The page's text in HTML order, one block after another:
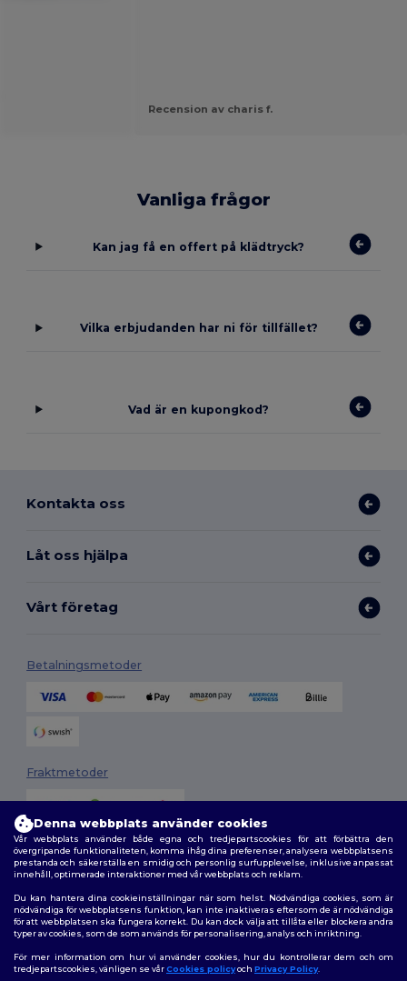
Recension av charis f.
Vanliga frågor
Kan jag få en offert på klädtryck?
Vilka erbjudanden har ni för tillfället?
Vad är en kupongkod?
Kontakta oss
Låt oss hjälpa
Vårt företag
Betalningsmetoder
Fraktmetoder
2026. Alla rättigheter förbehållna
Följ oss
Denna webbplats använder cookies
Vår webbplats använder både egna och tredjepartscookies för att förbättra den
övergripande funktionaliteten, komma ihåg dina preferenser, analysera webbplatsens
prestanda och säkerställa en smidig och personlig surfupplevelse, inklusive anpassat
innehåll, optimerade interaktioner med vår webbplats och reklam.
Du kan hantera dina cookieinställningar när som helst. Nödvändiga cookies, som är
nödvändiga för webbplatsens funktion, kan inte inaktiveras eftersom de är nödvändiga
för att webbplatsen ska fungera korrekt. Du kan dock välja att tillåta eller blockera andra
typer av cookies, som de som används för personalisering, analys och inriktning.
För mer information om hur vi använder cookies, hur du kontrollerar dem och om
tredjepartscookies, vänligen se vårCookies policyoch Privacy Policy.